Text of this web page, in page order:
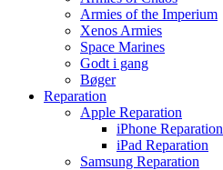
Armies of the Imperium
Xenos Armies
Space Marines
Godt i gang
Bøger
Reparation
Apple Reparation
iPhone Reparation
iPad Reparation
Samsung Reparation